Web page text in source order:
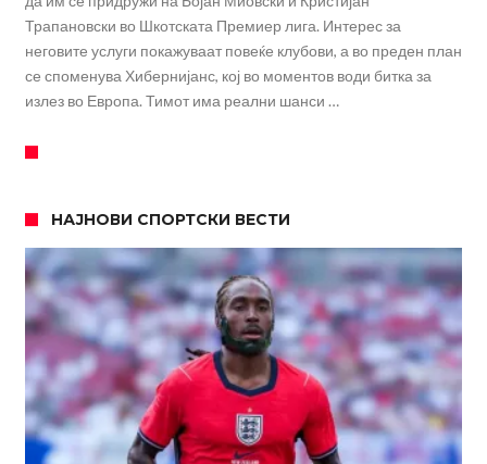
Трапановски во Шкотската Премиер лига. Интерес за
неговите услуги покажуваат повеќе клубови, а во преден план
се споменува Хибернијанс, кој во моментов води битка за
излез во Европа. Тимот има реални шанси …
НАЈНОВИ СПОРТСКИ ВЕСТИ